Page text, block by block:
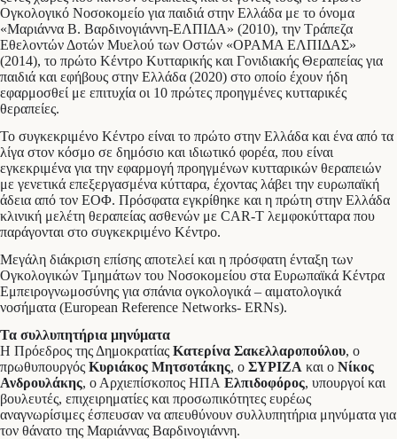
Ογκολογικό Νοσοκομείο για παιδιά στην Ελλάδα με το όνομα
«Μαριάννα Β. Βαρδινογιάννη-ΕΛΠΙΔΑ» (2010), την Τράπεζα
Εθελοντών Δοτών Μυελού των Οστών «ΟΡΑΜΑ ΕΛΠΙΔΑΣ»
(2014), το πρώτο Κέντρο Κυτταρικής και Γονιδιακής Θεραπείας για
παιδιά και εφήβους στην Ελλάδα (2020) στο οποίο έχουν ήδη
εφαρμοσθεί με επιτυχία οι 10 πρώτες προηγμένες κυτταρικές
θεραπείες.
Το συγκεκριμένο Κέντρο είναι το πρώτο στην Ελλάδα και ένα από τα
λίγα στον κόσμο σε δημόσιο και ιδιωτικό φορέα, που είναι
εγκεκριμένα για την εφαρμογή προηγμένων κυτταρικών θεραπειών
με γενετικά επεξεργασμένα κύτταρα, έχοντας λάβει την ευρωπαϊκή
άδεια από τον ΕΟΦ. Πρόσφατα εγκρίθηκε και η πρώτη στην Ελλάδα
κλινική μελέτη θεραπείας ασθενών με CAR-T λεμφοκύτταρα που
παράγονται στο συγκεκριμένο Κέντρο.
Μεγάλη διάκριση επίσης αποτελεί και η πρόσφατη ένταξη των
Ογκολογικών Τμημάτων του Νοσοκομείου στα Ευρωπαϊκά Κέντρα
Εμπειρογνωμοσύνης για σπάνια ογκολογικά – αιματολογικά
νοσήματα (European Reference Networks- ERNs).
Τα συλλυπητήρια μηνύματα
Η Πρόεδρος της Δημοκρατίας Κατερίνα Σακελλαροπούλου, ο
πρωθυπουργός Κυριάκος Μητσοτάκης, ο ΣΥΡΙΖΑ και ο Νίκος
Ανδρουλάκης, ο Αρχιεπίσκοπος ΗΠΑ Ελπιδοφόρος, υπουργοί και
βουλευτές, επιχειρηματίες και προσωπικότητες ευρέως
αναγνωρίσιμες έσπευσαν να απευθύνουν συλλυπητήρια μηνύματα για
τον θάνατο της Μαριάννας Βαρδινογιάννη.